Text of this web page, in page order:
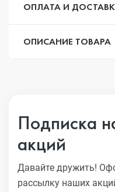
ОПЛАТА И
ОПИСАНИЕ ТОВАРА
Подписка
акций
Давайте дружить!
рассылку наших